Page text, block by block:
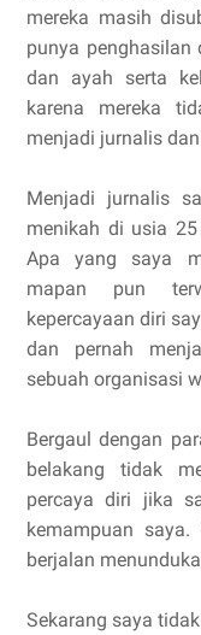
mereka masih
punya
dan ayah serta
karena mereka
menjadi jurnalis
Menjadi jurnalis
menikah di usia
Apa yang saya
mapan pun
kepercayaan diri
dan pernah
sebuah organisasi
Bergaul dengan
belakang tidak
percaya diri jika
kemampuan
berjalan
Sekarang saya